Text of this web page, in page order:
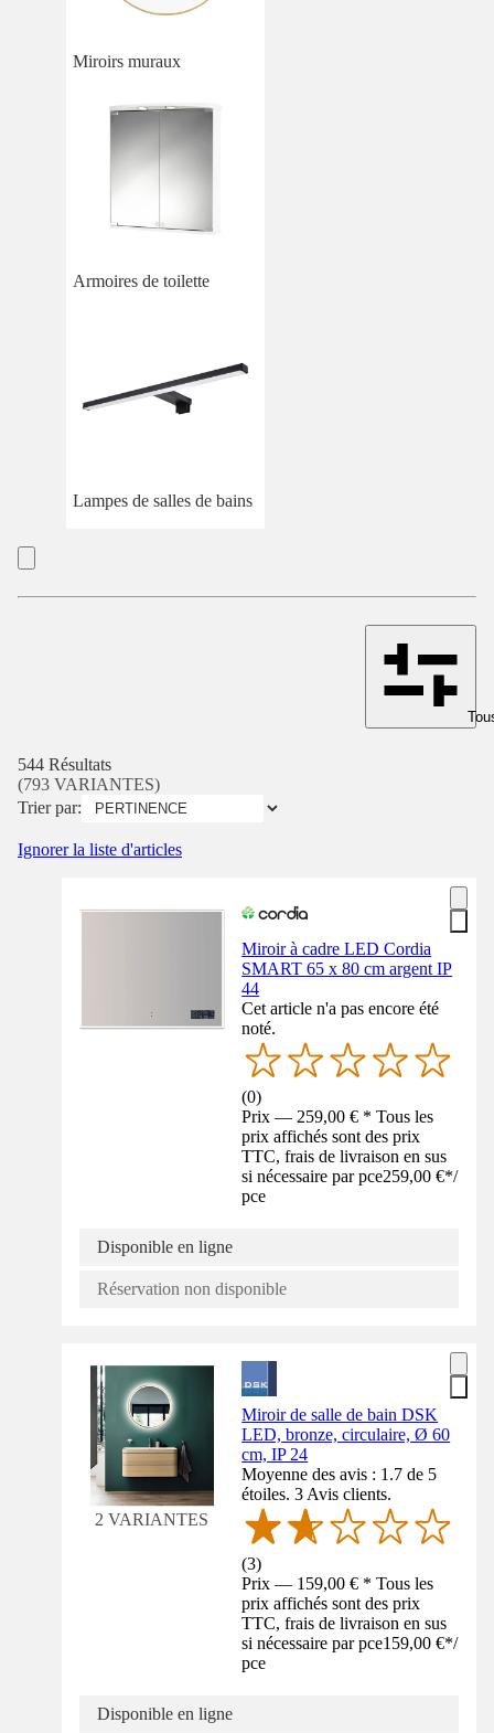
Miroirs muraux
Armoires de toilette
Lampes de salles de bains
544 Résultats
(793 VARIANTES)
Trier par:
Ignorer la liste d'articles
Miroir à cadre LED Cordia
SMART 65 x 80 cm argent IP
44
Cet article n'a pas encore été
noté.
(0)
Prix — 259,00 € * Tous les
prix affichés sont des prix
TTC, frais de livraison en sus
si nécessaire par pce259,00 €*/
pce
Disponible en ligne
Réservation non disponible
2 VARIANTES
Miroir de salle de bain DSK
LED, bronze, circulaire, Ø 60
cm, IP 24
Moyenne des avis : 1.7 de 5
étoiles. 3 Avis clients.
(3)
Prix — 159,00 € * Tous les
prix affichés sont des prix
TTC, frais de livraison en sus
si nécessaire par pce159,00 €*/
pce
Disponible en ligne